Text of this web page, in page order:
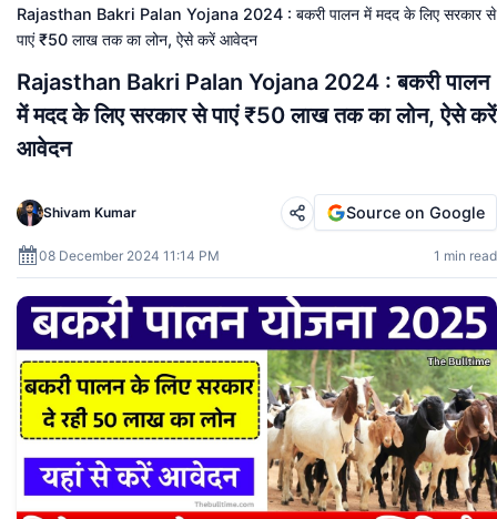
Rajasthan Bakri Palan Yojana 2024 : बकरी पालन में मदद के लिए सरकार से
पाएं ₹50 लाख तक का लोन, ऐसे करें आवेदन
Rajasthan Bakri Palan Yojana 2024 : बकरी पालन
में मदद के लिए सरकार से पाएं ₹50 लाख तक का लोन, ऐसे करें
आवेदन
Shivam Kumar
08 December 2024 11:14 PM 1 min read
Source on Google